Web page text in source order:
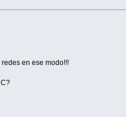
en ese modo!!!